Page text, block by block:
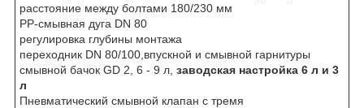
расстояние между болтами 180/230 мм
PP-смывная дуга DN 80
регулировка глубины монтажа
переходник DN 80/100,впускной и смывной гарнитуры
смывной бачок GD 2, 6 - 9 л, заводская настройка 6 л и 3
л
Пневматический смывной клапан с тремя